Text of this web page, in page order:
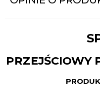
PRZEJŚCIOWY